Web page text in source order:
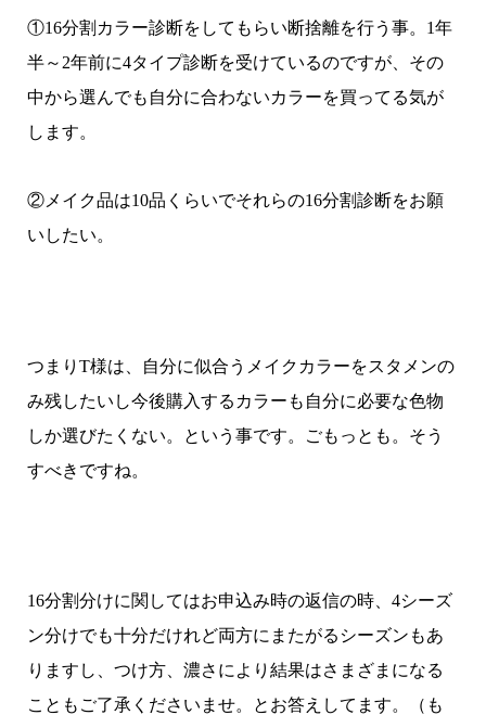
①16分割カラー診断をしてもらい断捨離を行う事。1年
半～2年前に4タイプ診断を受けているのですが、その
中から選んでも自分に合わないカラーを買ってる気が
します。
②メイク品は10品くらいでそれらの16分割診断をお願
いしたい。
つまりT様は、自分に似合うメイクカラーをスタメンの
み残したいし今後購入するカラーも自分に必要な色物
しか選びたくない。という事です。ごもっとも。そう
すべきですね。
16分割分けに関してはお申込み時の返信の時、4シーズ
ン分けでも十分だけれど両方にまたがるシーズンもあ
りますし、つけ方、濃さにより結果はさまざまになる
こともご了承くださいませ。とお答えしてます。（も